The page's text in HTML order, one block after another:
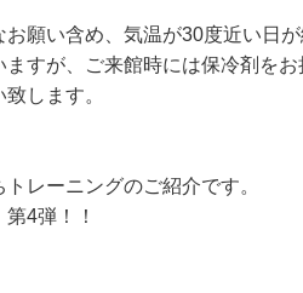
願い含め、気温が30度近い日が
ますが、ご来館時には保冷剤を
します。
レーニングのご紹介です。
4弾！！